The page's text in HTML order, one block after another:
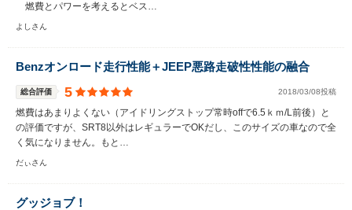
燃費とパワーを考えるとベス…
よしさん
Benzオンロード走行性能＋JEEP悪路走破性性能の融合
総合評価 5 2018/03/08投稿
燃費はあまりよくない（アイドリングストップ常時offで6.5ｋｍ/L前後）と
の評価ですが、SRT8以外はレギュラーでOKだし、このサイズの車なので全
く気になりません。もと…
だぃさん
グッジョブ！